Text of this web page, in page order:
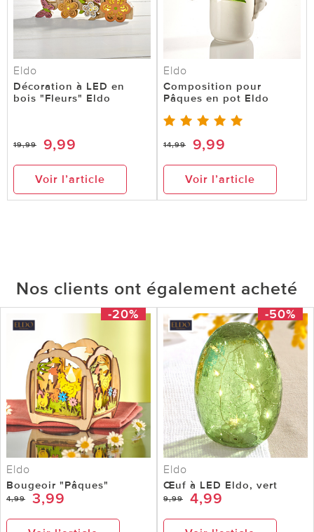
Eldo
Décoration à LED en
bois "Fleurs" Eldo
19,99 9,99
Voir l’article
Eldo
Composition pour
Pâques en pot Eldo
14,99 9,99
Voir l’article
Nos clients ont également acheté
-20%
Eldo
Bougeoir "Pâques"
4,99 3,99
-50%
Eldo
Œuf à LED Eldo, vert
9,99 4,99